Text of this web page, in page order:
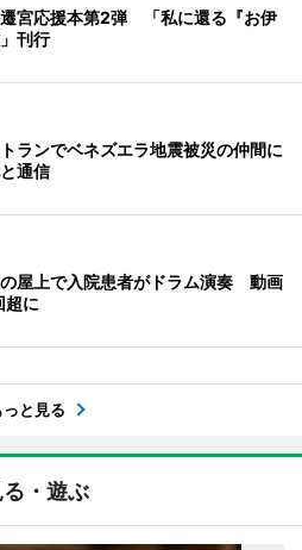
宮応援本第2弾 「私に還る『お伊
刊行
ランでベネズエラ地震被災の仲間に
通信
屋上で入院患者がドラム演奏 動画
超に
っと見る
る・遊ぶ